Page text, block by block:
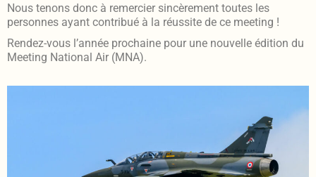
Nous tenons donc à remercier sincèrement toutes les
personnes ayant contribué à la réussite de ce meeting !
Rendez-vous l’année prochaine pour une nouvelle édition du
Meeting National Air (MNA).